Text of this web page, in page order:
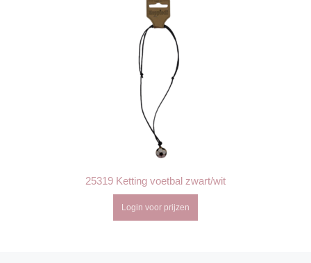
25319 Ketting voetbal zwart/wit
Login voor prijzen